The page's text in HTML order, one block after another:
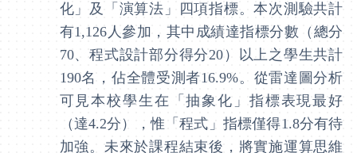
化」及「演算法」四項指標。本次測驗共計
有1,126 人參加，其中成績達指標分數（總分
70、程式設計部分得分20 ）以上之學生共計
190名，佔全體受測者16.9%。從雷達圖分析
可見本校學生在「抽象化」指標表現最好
（達4.2分），惟「程式」指標僅得1.8分有待
加強。未來於課程結束後，將實施運算思維